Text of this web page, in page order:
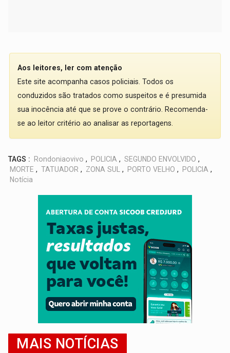
Aos leitores, ler com atenção
Este site acompanha casos policiais. Todos os
conduzidos são tratados como suspeitos e é presumida
sua inocência até que se prove o contrário. Recomenda-
se ao leitor critério ao analisar as reportagens.
TAGS : Rondoniaovivo , POLICIA , SEGUNDO ENVOLVIDO ,
MORTE , TATUADOR , ZONA SUL , PORTO VELHO , POLICIA ,
Notícia
MAIS NOTÍCIAS